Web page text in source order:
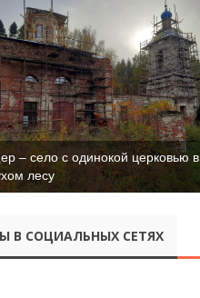
– село с одинокой церковью в
лесу
В СОЦИАЛЬНЫХ СЕТЯХ